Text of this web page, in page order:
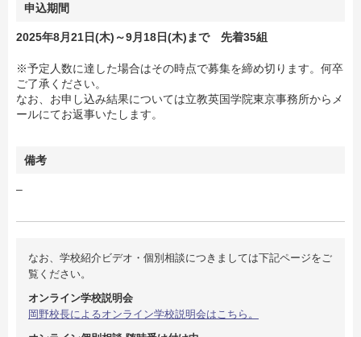
申込期間
2025年8月21日(木)～9月18日(木)まで 先着35組
※予定人数に達した場合はその時点で募集を締め切ります。何卒
ご了承ください。
なお、お申し込み結果については立教英国学院東京事務所からメ
ールにてお返事いたします。
備考
–
なお、学校紹介ビデオ・個別相談につきましては下記ページをご
覧ください。
オンライン学校説明会
岡野校長によるオンライン学校説明会はこちら。